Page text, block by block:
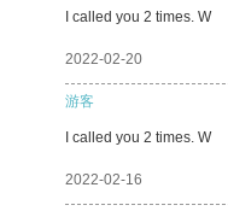
I called you 2 times. W
2022-02-20
游客
I called you 2 times. W
2022-02-16